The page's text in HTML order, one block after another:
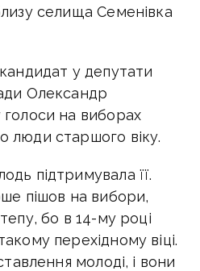
селища Семенівка
у депутати
Олександр
на виборах
люди старшого віку.
підтримувала її.
пішов на вибори,
бо в 14-му році
перехідному віці.
молоді, і вони